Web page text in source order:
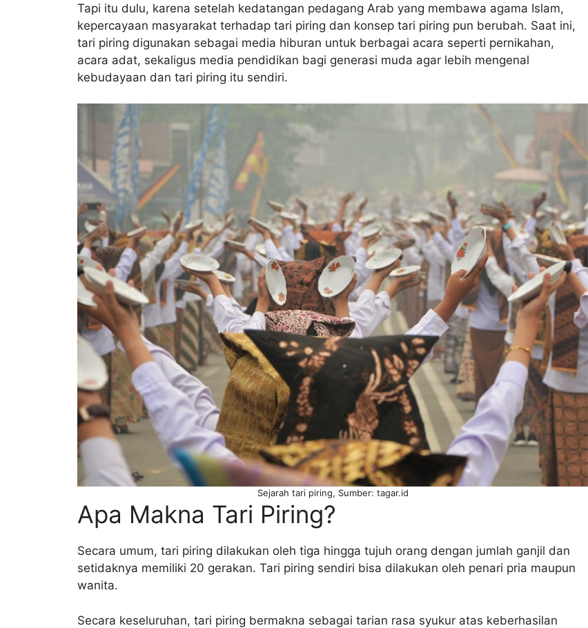
Tapi itu dulu, karena setelah kedatangan pedagang Arab yang membawa agama Islam,
kepercayaan masyarakat terhadap tari piring dan konsep tari piring pun berubah. Saat ini,
tari piring digunakan sebagai media hiburan untuk berbagai acara seperti pernikahan,
acara adat, sekaligus media pendidikan bagi generasi muda agar lebih mengenal
kebudayaan dan tari piring itu sendiri.
Sejarah tari piring, Sumber: tagar.id
Apa Makna Tari Piring?
Secara umum, tari piring dilakukan oleh tiga hingga tujuh orang dengan jumlah ganjil dan
setidaknya memiliki 20 gerakan. Tari piring sendiri bisa dilakukan oleh penari pria maupun
wanita.
Secara keseluruhan, tari piring bermakna sebagai tarian rasa syukur atas keberhasilan